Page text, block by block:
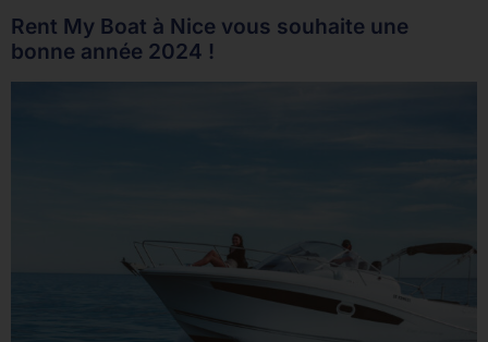
Rent My Boat à Nice vous souhaite une
bonne année 2024 !